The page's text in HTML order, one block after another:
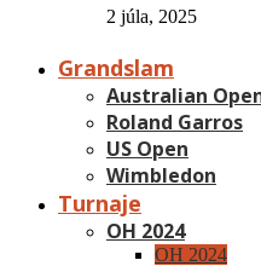
2 júla, 2025
Grandslam
Australian
Roland Garros
US Open
Wimbledon
Turnaje
OH 2024
OH 2024